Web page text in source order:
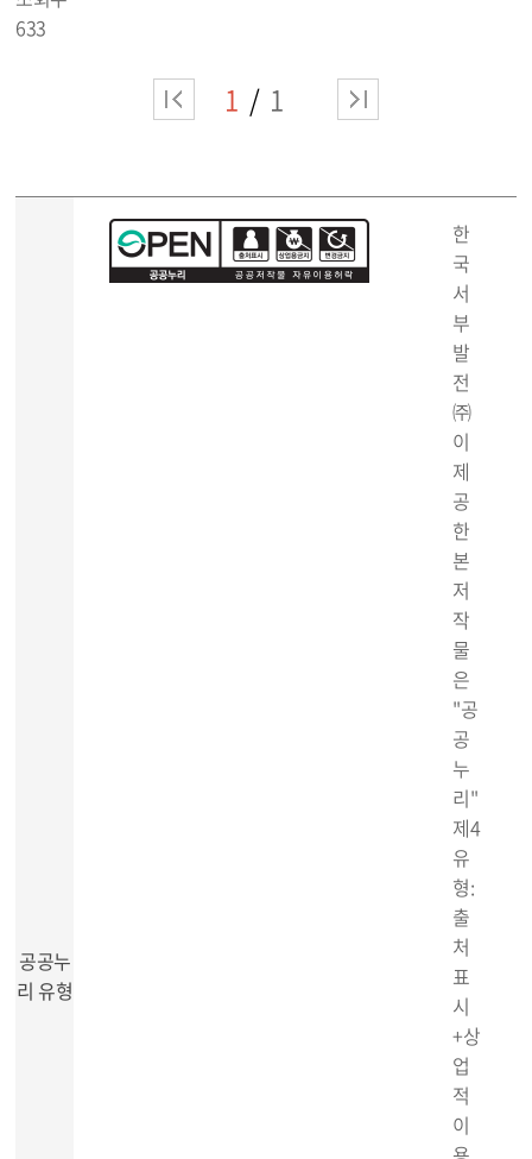
633
1 1
공공누
리 유형
한
국
서
부
발
전
㈜
이
제
공
한
본
저
작
물
은
"공
공
누
리"
제4
유
형:
출
처
표
시
+상
업
적
이